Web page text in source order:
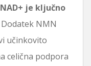
je ključno
Dodatek NMN
učinkovito
celična podpora